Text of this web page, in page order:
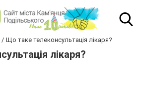
Що таке телеконсультація лікаря?
лікаря?